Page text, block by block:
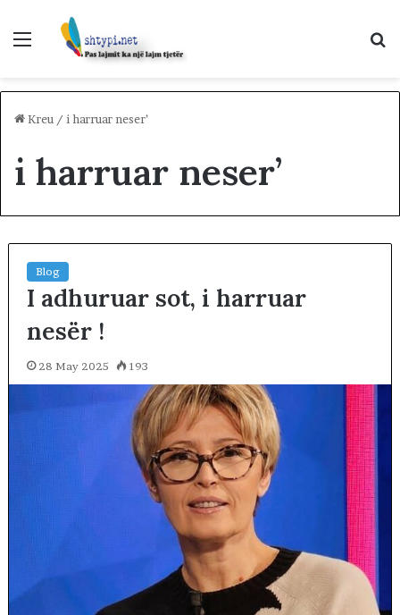
Menu
Kreu / i harruar neser’
i harruar neser’
Blog
I adhuruar sot, i harruar
nesër !
28 May 2025 193